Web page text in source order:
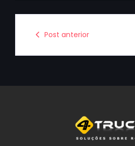
Post anterior